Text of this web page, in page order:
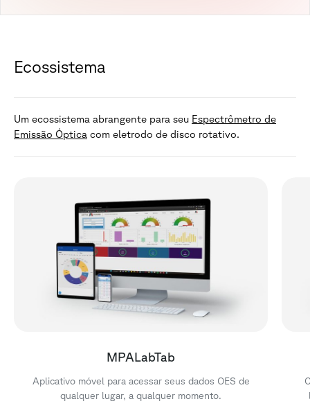
Ecossistema
Um ecossistema abrangente para seu Espectrômetro de
Emissão Óptica com eletrodo de disco rotativo.
MPALabTab
Aplicativo móvel para acessar seus dados OES de
qualquer lugar, a qualquer momento.